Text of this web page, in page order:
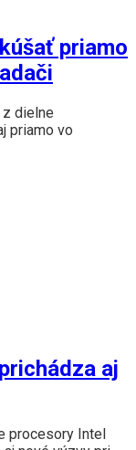
priamo
z dielne
priamo vo
aj
procesory Intel